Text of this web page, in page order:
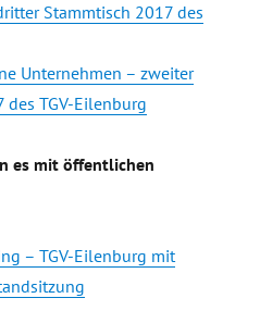
Stammtisch 2017 des
Unternehmen – zweiter
des TGV-Eilenburg
es mit öffentlichen
– TGV-Eilenburg mit